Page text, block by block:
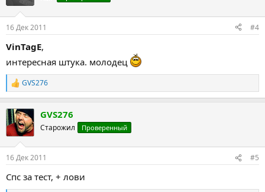
16 Дек 2011 #4
VinTagE,
интересная штука. молодец
Р
е
к
ц
и
GVS276
GVS276
Старожил Проверенный
16 Дек 2011 #5
Спс за тест, + лови